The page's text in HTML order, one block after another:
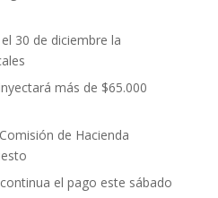
30 de diciembre la
más de $65.000
de Hacienda
el pago este sábado